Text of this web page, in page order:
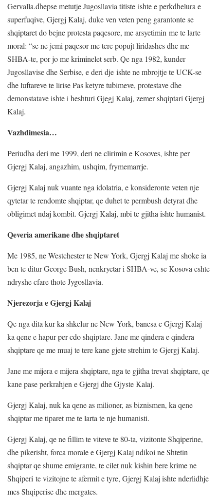
Gervalla.dhepse metutje Jugosllavia titiste ishte e perkdhelura e
superfuqive, Gjergj Kalaj, duke ven veten peng garantonte se
shqiptaret do bejne protesta paqesore, me arsyetimin me te larte
moral: “se ne jemi paqesor me tere popujt liridashes dhe me
SHBA-te, por jo me kriminelet serb. Qe nga 1982, kunder
Jugosllavise dhe Serbise, e deri dje ishte ne mbrojtje te UCK-se
dhe luftareve te lirise Pas ketyre tubimeve, protestave dhe
demonstatave ishte i heshturi Gjegj Kalaj, zemer shqiptari Gjergj
Kalaj.
Vazhdimesia…
Periudha deri me 1999, deri ne clirimin e Kosoves, ishte per
Gjergj Kalaj, angazhim, ushqim, frymemarrje.
Gjergj Kalaj nuk vuante nga idolatria, e konsideronte veten nje
qytetar te rendomte shqiptar, qe duhet te permbush detyrat dhe
obligimet ndaj kombit. Gjergj Kalaj, mbi te gjitha ishte humanist.
Qeveria amerikane dhe shqiptaret
Me 1985, ne Westchester te New York, Gjergj Kalaj me shoke ia
ben te ditur George Bush, nenkryetar i SHBA-ve, se Kosova eshte
ndryshe cfare thote Jygosllavia.
Njerezorja e Gjergj Kalaj
Qe nga dita kur ka shkelur ne New York, banesa e Gjergj Kalaj
ka qene e hapur per cdo shqiptare. Jane me qindera e qindera
shqiptare qe me muaj te tere kane gjete strehim te Gjergj Kalaj.
Jane me mijera e mijera shqiptare, nga te gjitha trevat shqiptare, qe
kane pase perkrahjen e Gjergj dhe Gjyste Kalaj.
Gjergj Kalaj, nuk ka qene as milioner, as biznismen, ka qene
shqiptar me tiparet me te larta te nje humanisti.
Gjergj Kalaj, qe ne fillim te viteve te 80-ta, vizitonte Shqiperine,
dhe pikerisht, forca morale e Gjergj Kalaj ndikoi ne Shtetin
shqiptar qe shume emigrante, te cilet nuk kishin bere krime ne
Shqiperi te vizitojne te afermit e tyre, Gjergj Kalaj ishte nderlidhje
mes Shqiperise dhe mergates.